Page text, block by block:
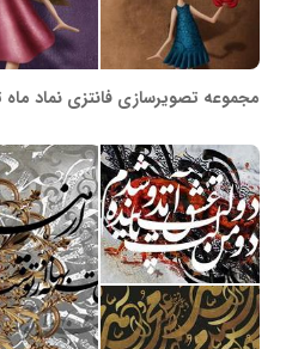
مجموعه تصویرسازی فانتزی نماد ماه